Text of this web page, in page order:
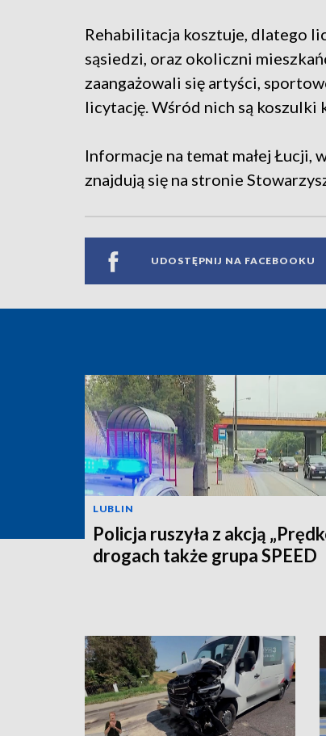
Rehabilitacja kosztuje, dlatego
sąsiedzi, oraz okoliczni
zaangażowali się artyści,
licytację. Wśród nich są
Informacje na temat małej Łucji,
znajdują się na stronie
UDOSTĘPNIJ NA FACEBOOKU
LUBLIN
Policja ruszyła z akcją
drogach także grupa SPEED